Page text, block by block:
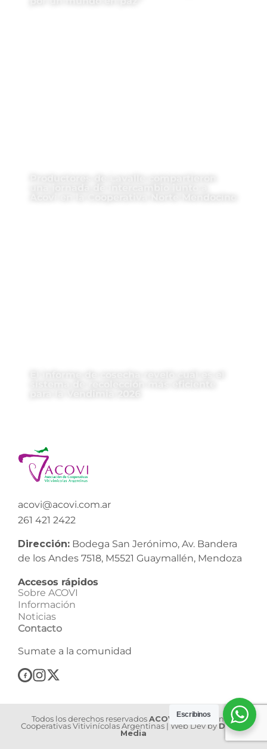
acovi@acovi.com.ar
261 421 2422
Dirección: Bodega San Jerónimo, Av. Bandera
de los Andes 7518, M5521 Guaymallén, Mendoza
Accesos rápidos
Sobre ACOVI
Información
Noticias
Contacto
Sumate a la comunidad
Todos los derechos reservados ACOVI | Asociación de
Cooperativas Vitivinícolas Argentinas | Web Dev by Dilook
Media
Escribinos